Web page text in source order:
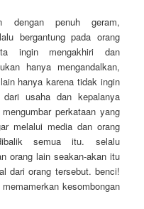
dengan penuh geram,
bergantung pada orang
ingin mengakhiri dan
hanya mengandalkan,
hanya karena tidak ingin
usaha dan kepalanya
perkataan yang
melalui media dan orang
semua itu. selalu
orang lain seakan-akan itu
dari orang tersebut. benci!
kesombongan